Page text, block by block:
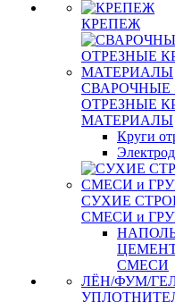
КРЕПЕЖ
СВАРОЧНЫЕ
ОТРЕЗНЫЕ
МАТЕРИАЛЫ
Круги
СУХИЕ
СМЕСИ и
СМЕСИ
ЛЁН/ФУМ/